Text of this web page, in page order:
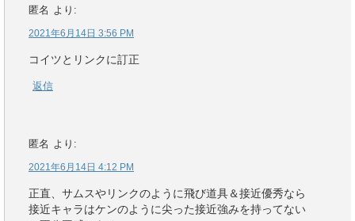
匿名 より:
2021年6月14日 3:56 PM
コイツとリンクに訂正
返信
匿名 より:
2021年6月14日 4:12 PM
正直、サムスやリンクのように飛び道具＆接近優秀なら
接近キャラはケンのように尖った接近強みを持ってない